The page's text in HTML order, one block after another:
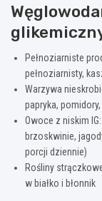
Pełnoziarniste
pełnoziarnisty,
Warzywa
papryka,
Owoce z niskim
brzoskwinie,
porcji dziennie)
Rośliny
w białko i błonnik